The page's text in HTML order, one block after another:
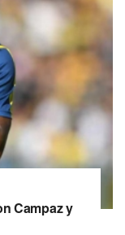
Campaz y